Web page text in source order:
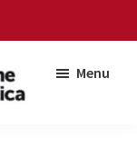
Menu